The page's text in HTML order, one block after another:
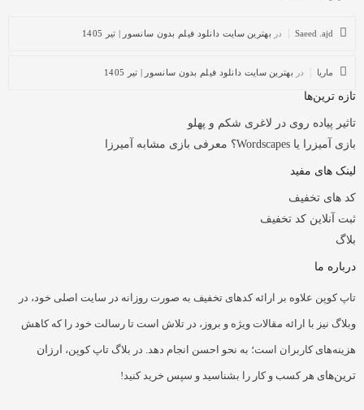
Saeed .ajd در بهترین سایت دانلود فیلم بدون سانسور | تیر 1405
ماریا در بهترین سایت دانلود فیلم بدون سانسور | تیر 1405
تازه ترین‌ها
تاثیر پیاده روی در لاغری شکم و پهلو
بازی آمیزرا یا Wordscapes؟ معرفی بازی مشابه آمیرزا
لینک های مفید
کد های تخفیف
ثبت آنلاین کد تخفیف
بلاگ
درباره ما
تاپ کوپن علاوه بر ارائه کدهای تخفیف به صورت روزانه در سایت اصلی خود، در
وبلاگ نیز با ارائه مقالات ویژه و بروز، در تلاش است تا رسالت خود را که کاهش
هزینه‌های کاربران است؛ به نحو احسن انجام دهد. در بلاگ تاپ کوپن، ارزان
ترین‌های هر کسب و کار را بشناسید و سپس خرید کنید!